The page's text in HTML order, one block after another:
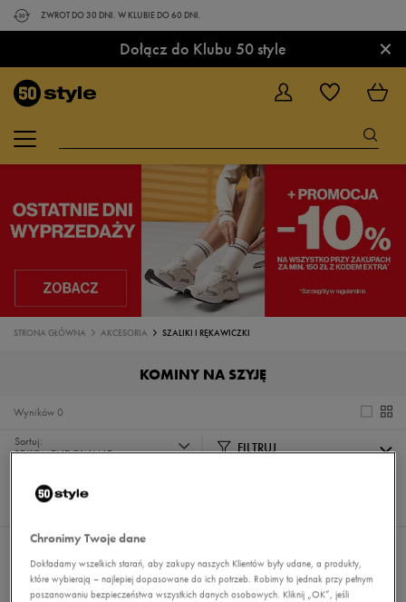
ZWROT DO 30 DNI. W KLUBIE DO 60 DNI.
Dołącz do Klubu 50 style ×
STRONA GŁÓWNA AKCESORIA SZALIKI I RĘKAWICZKI
KOMINY NA SZYJĘ
0
Wyników
Sortuj:
REKOMENDOWANE
FILTRUJ
Chronimy Twoje dane
Dokładamy wszelkich starań, aby zakupy naszych Klientów były udane, a produkty,
które wybierają – najlepiej dopasowane do ich potrzeb. Robimy to jednak przy pełnym
poszanowaniu bezpieczeństwa wszystkich danych osobowych. Kliknij „OK”, jeśli